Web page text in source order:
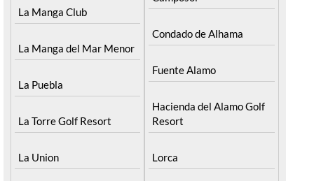
La Manga Club
La Manga del Mar Menor
La Puebla
La Torre Golf Resort
La Union
Condado de Alhama
Fuente Alamo
Hacienda del Alamo Golf
Resort
Lorca